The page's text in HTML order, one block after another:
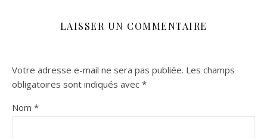
LAISSER UN COMMENTAIRE
Votre adresse e-mail ne sera pas publiée. Les champs
obligatoires sont indiqués avec *
Nom *